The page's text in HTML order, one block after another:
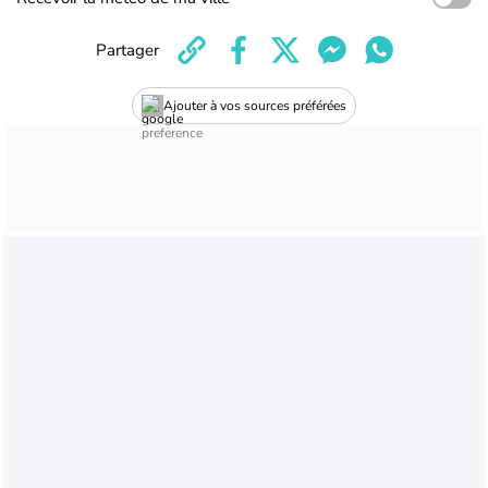
Ajouter à vos sources préférées
Partager